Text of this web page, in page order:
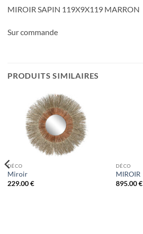
MIROIR SAPIN 119X9X119 MARRON
Sur commande
PRODUITS SIMILAIRES
DÉCO
Miroir
229.00€
DÉCO
MIROIR
895.00€